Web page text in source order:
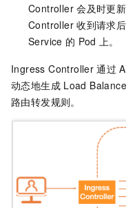
Controller 会及时更
Controller 收到请求
Service 的 Pod 上。
Ingress Controller 通过
动态地生成 Load
路由转发规则。